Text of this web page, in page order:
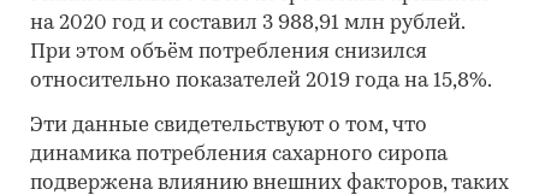
на 2020 год и составил 3 988,91 млн рублей.
При этом объём потребления снизился
относительно показателей 2019 года на 15,8%.
Эти данные свидетельствуют о том, что
динамика потребления сахарного сиропа
подвержена влиянию внешних факторов, таких